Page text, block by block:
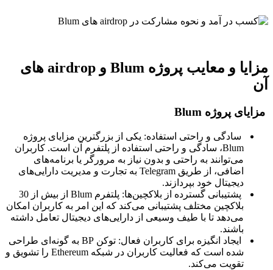
مزایا و معایب پروژه Blum و airdrop های
آن
مزایای پروژه Blum
سادگی و راحتی استفاده: یکی از بزرگترین مزایای پروژه
Blum، سادگی و راحتی استفاده از پلتفرم آن است. کاربران
می‌توانند به راحتی و بدون نیاز به مرورگر یا برنامه‌های
اضافی، از طریق Telegram به تجارت و مدیریت دارایی‌های
دیجیتال خود بپردازند.
پشتیبانی گسترده از بلاکچین‌ها: پلتفرم Blum از بیش از 30
بلاکچین مختلف پشتیبانی می‌کند که این امر به کاربران امکان
می‌دهد تا با طیف وسیعی از دارایی‌های دیجیتال تعامل داشته
باشند.
ایجاد انگیزه برای کاربران فعال: توکن BP به گونه‌ای طراحی
شده است که فعالیت کاربران در شبکه Ethereum را تشویق و
تقویت می‌کند.